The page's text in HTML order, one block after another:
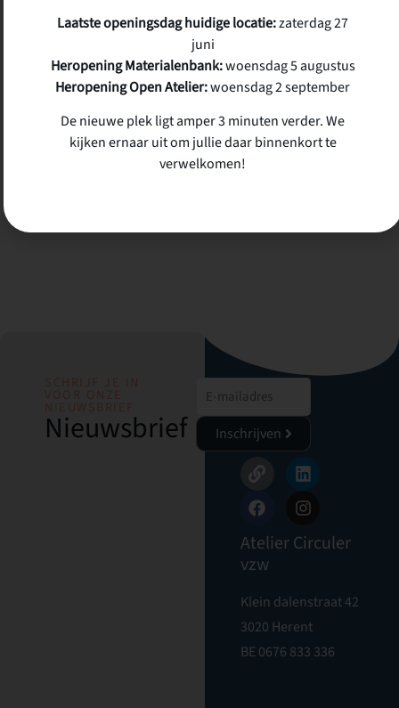
SCHRIJF JE IN
VOOR ONZE
NIEUWSBRIEF
Nieuwsbrief Inschrijven
Atelier Circuler
vzw
Klein dalenstraat 42
3020 Herent
BE 0676 833 336
Laatste openingsdag huidige locatie:zaterdag 27
juni
Heropening Materialenbank:woensdag 5 augustus
Heropening Open Atelier:woensdag 2 september
De nieuwe plek ligt amper 3 minuten verder. We
kijken ernaar uit om jullie daar binnenkort te
verwelkomen!